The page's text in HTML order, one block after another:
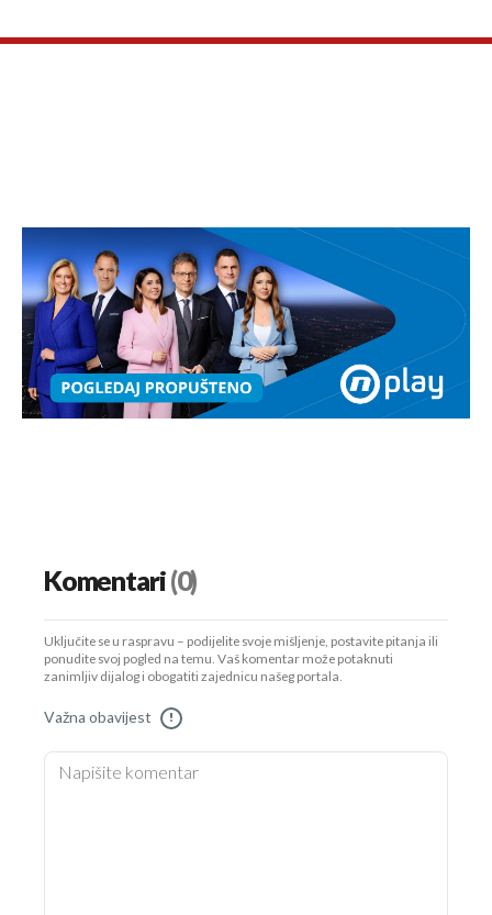
Komentari(0)
Uključite se u raspravu – podijelite svoje mišljenje, postavite pitanja ili
ponudite svoj pogled na temu. Vaš komentar može potaknuti
zanimljiv dijalog i obogatiti zajednicu našeg portala.
Važna obavijest !